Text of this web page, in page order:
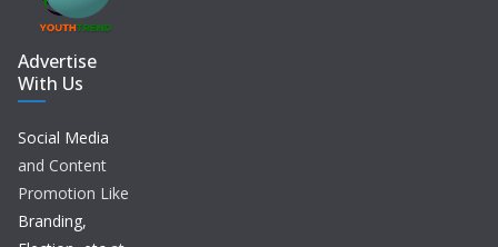
Advertise
With Us
Social Media
and Content
Promotion Like
Branding,